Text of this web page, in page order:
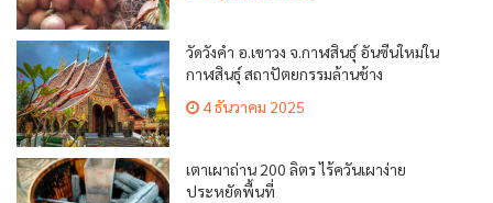
วัดวังคำ อ.เขาวง จ.กาฬสินธุ์ อันซีนใหม่ใน
กาฬสินธุ์ สถาปัตยกรรมล้านช้าง
4 ธันวาคม 2025
เตาเผาถ่าน 200 ลิตร ไร้ควันเผาง่าย
ประหยัดพื้นที่